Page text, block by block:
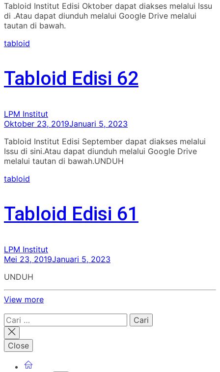
Tabloid Institut Edisi Oktober dapat diakses melalui Issu
di .Atau dapat diunduh melalui Google Drive melalui
tautan di bawah.
tabloid
Tabloid Edisi 62
LPM Institut
Oktober 23, 2019Januari 5, 2023
Tabloid Institut Edisi September dapat diakses melalui
Issu di sini.Atau dapat diunduh melalui Google Drive
melalui tautan di bawah.UNDUH
tabloid
Tabloid Edisi 61
LPM Institut
Mei 23, 2019Januari 5, 2023
UNDUH
View more
Cari
untuk:
Close